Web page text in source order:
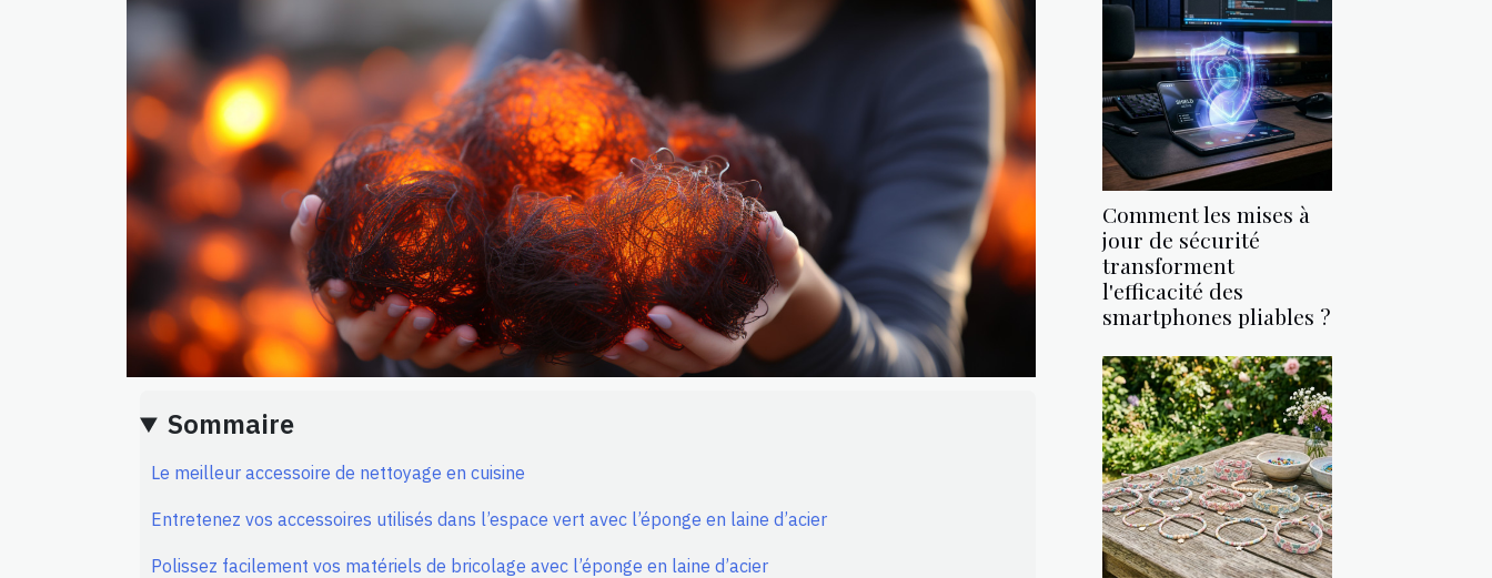
Sommaire
Le meilleur accessoire de nettoyage en cuisine
Entretenez vos accessoires utilisés dans l’espace vert avec l’éponge en laine d’acier
Polissez facilement vos matériels de bricolage avec l’éponge en laine d’acier
Comment les mises à
jour de sécurité
transforment
l'efficacité des
smartphones pliables ?